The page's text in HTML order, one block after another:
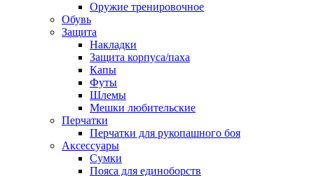
Оружие тренировочное
Обувь
Защита
Накладки
Защита корпуса/паха
Капы
Футы
Шлемы
Мешки любительские
Перчатки
Перчатки для рукопашного боя
Аксессуары
Сумки
Пояса для единоборств